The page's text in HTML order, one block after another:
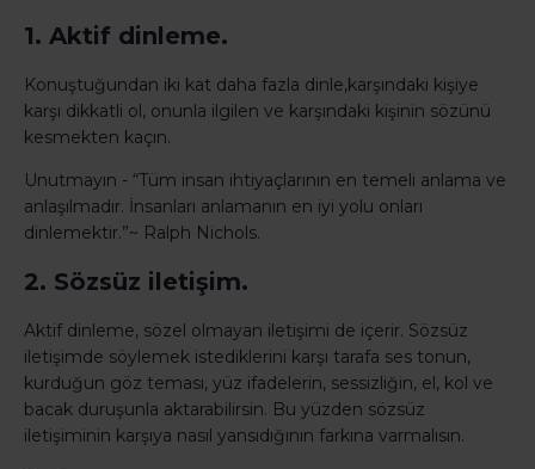
1. Aktif dinleme.
Konuştuğundan iki kat daha fazla dinle,karşındaki kişiye
karşı dikkatli ol, onunla ilgilen ve karşındaki kişinin sözünü
kesmekten kaçın.
Unutmayın - “Tüm insan ihtiyaçlarının en temeli anlama ve
anlaşılmadır. İnsanları anlamanın en iyi yolu onları
dinlemektir.”~ Ralph Nichols.
2. Sözsüz iletişim.
Aktif dinleme, sözel olmayan iletişimi de içerir. Sözsüz
iletişimde söylemek istediklerini karşı tarafa ses tonun,
kurduğun göz teması, yüz ifadelerin, sessizliğin, el, kol ve
bacak duruşunla aktarabilirsin. Bu yüzden sözsüz
iletişiminin karşıya nasıl yansıdığının farkına varmalısın.